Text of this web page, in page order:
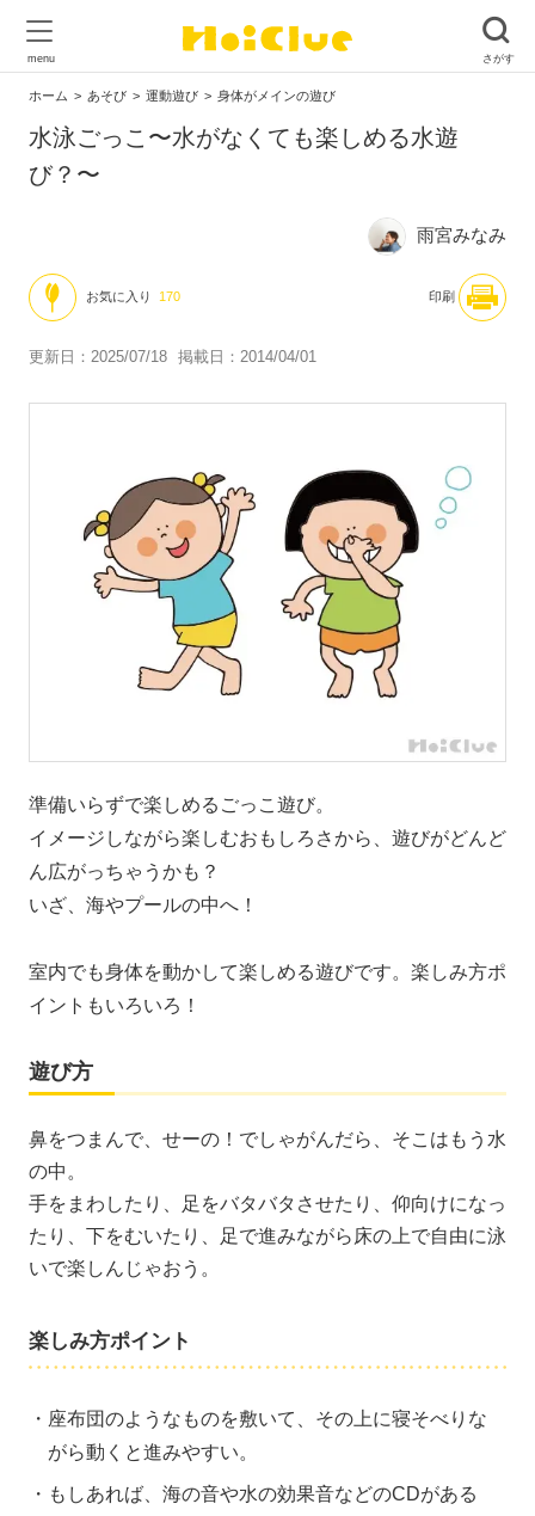
ホーム あそび 運動遊び 身体がメインの遊び
水泳ごっこ〜水がなくても楽しめる水遊
び？〜
雨宮みなみ
お気に入り 170 印刷
更新日：2025/07/18 掲載日：2014/04/01
準備いらずで楽しめるごっこ遊び。
イメージしながら楽しむおもしろさから、遊びがどんど
ん広がっちゃうかも？
いざ、海やプールの中へ！
室内でも身体を動かして楽しめる遊びです。楽しみ方ポ
イントもいろいろ！
遊び方
鼻をつまんで、せーの！でしゃがんだら、そこはもう水
の中。
手をまわしたり、足をバタバタさせたり、仰向けになっ
たり、下をむいたり、足で進みながら床の上で自由に泳
いで楽しんじゃおう。
楽しみ方ポイント
座布団のようなものを敷いて、その上に寝そべりな
がら動くと進みやすい。
もしあれば、海の音や水の効果音などのCDがある